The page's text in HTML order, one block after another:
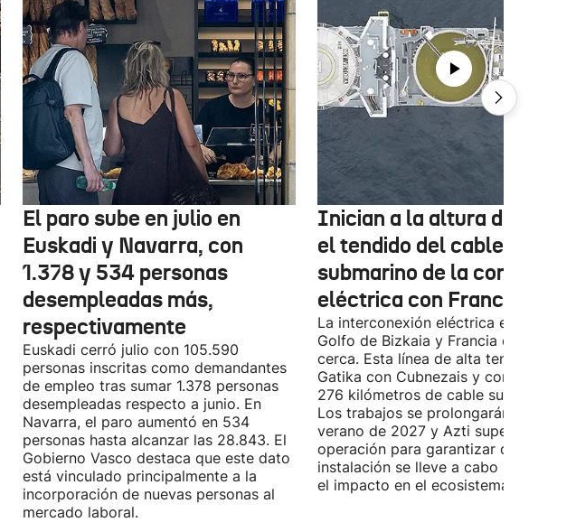
El paro sube en julio en
Euskadi y Navarra, con
1.378 y 534 personas
desempleadas más,
respectivamente
Euskadi cerró julio con 105.590
personas inscritas como demandantes
de empleo tras sumar 1.378 personas
desempleadas respecto a junio. En
Navarra, el paro aumentó en 534
personas hasta alcanzar las 28.843. El
Gobierno Vasco destaca que este dato
está vinculado principalmente a la
incorporación de nuevas personas al
mercado laboral.
Inician a la altura de
el tendido del cable
submarino de la conexión
eléctrica con Francia
La interconexión eléctrica entre el
Golfo de Bizkaia y Francia está más
cerca. Esta línea de alta tensión unirá
Gatika con Cubnezais y contará con
276 kilómetros de cable submarino.
Los trabajos se prolongarán hasta
verano de 2027 y Azti supervisará la
operación para garantizar que la
instalación se lleve a cabo
el impacto en el ecosistema marino.